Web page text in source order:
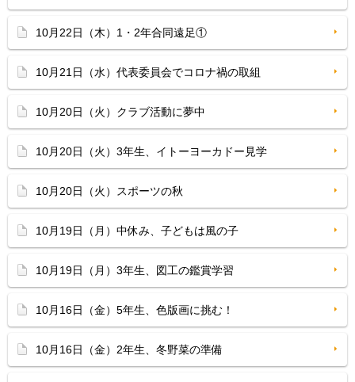
10月22日（木）1・2年合同遠足①
10月21日（水）代表委員会でコロナ禍の取組
10月20日（火）クラブ活動に夢中
10月20日（火）3年生、イトーヨーカドー見学
10月20日（火）スポーツの秋
10月19日（月）中休み、子どもは風の子
10月19日（月）3年生、図工の鑑賞学習
10月16日（金）5年生、色版画に挑む！
10月16日（金）2年生、冬野菜の準備